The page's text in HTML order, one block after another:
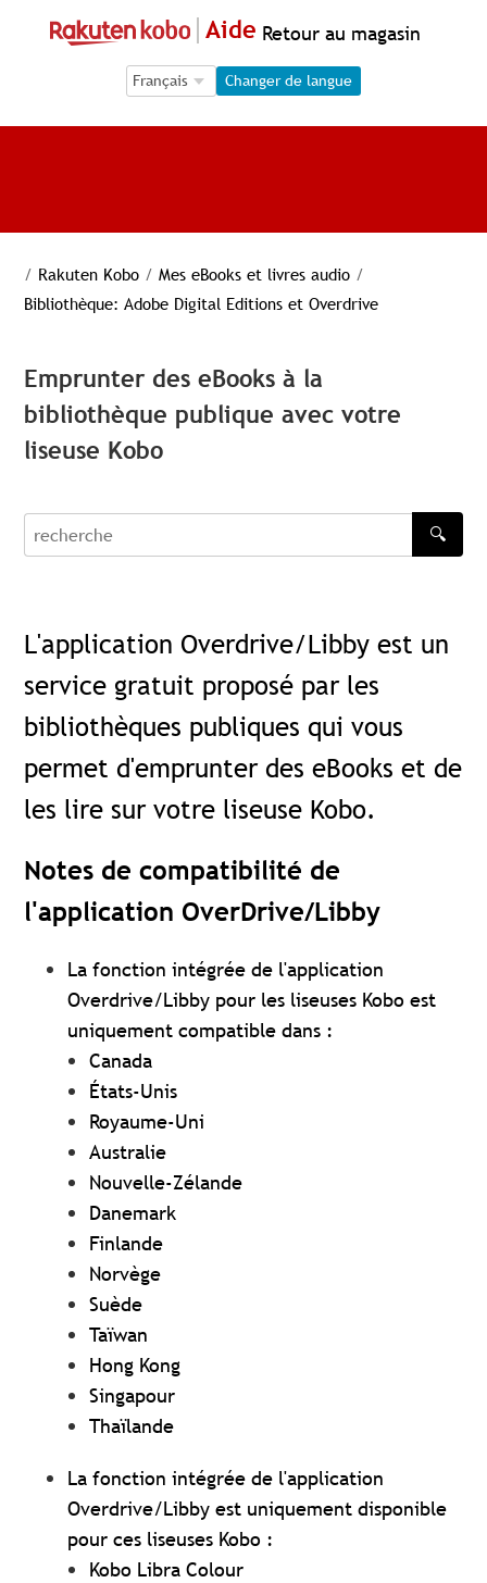
Aide Retour au magasin
Language Selection
Language Selection
Changer de langue
/ Rakuten Kobo / Mes eBooks et livres audio /
Bibliothèque: Adobe Digital Editions et Overdrive
Emprunter des eBooks à la
bibliothèque publique avec votre
liseuse Kobo
recherche
🔍
L'application Overdrive/Libby est un
service gratuit proposé par les
bibliothèques publiques qui vous
permet d'emprunter des eBooks et de
les lire sur votre liseuse Kobo.
Notes de compatibilité de
l'application OverDrive/Libby
La fonction intégrée de l'application
Overdrive/Libby pour les liseuses Kobo est
uniquement compatible dans :
Canada
États-Unis
Royaume-Uni
Australie
Nouvelle-Zélande
Danemark
Finlande
Norvège
Suède
Taïwan
Hong Kong
Singapour
Thaïlande
La fonction intégrée de l'application
Overdrive/Libby est uniquement disponible
pour ces liseuses Kobo :
Kobo Libra Colour